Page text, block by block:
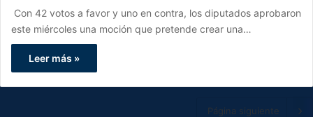
Con 42 votos a favor y uno en contra, los diputados aprobaron
este miércoles una moción que pretende crear una…
Leer más »
Página siguiente